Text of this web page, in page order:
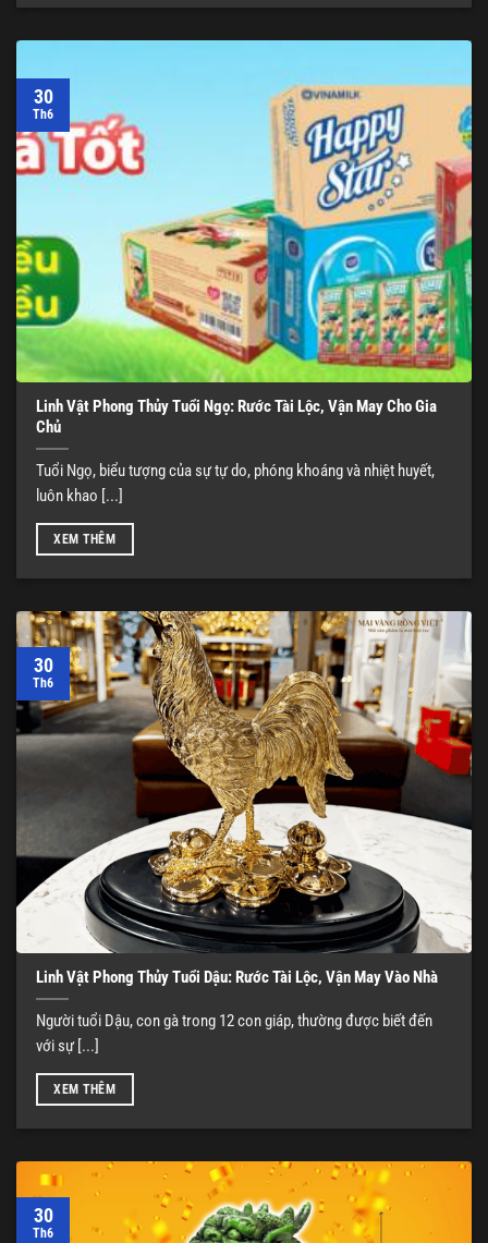
Linh Vật Phong Thủy Tuổi Ngọ: Rước Tài Lộc, Vận May Cho Gia
Chủ
Tuổi Ngọ, biểu tượng của sự tự do, phóng khoáng và nhiệt huyết,
luôn khao [...]
XEM THÊM
30
Th6
Linh Vật Phong Thủy Tuổi Dậu: Rước Tài Lộc, Vận May Vào Nhà
Người tuổi Dậu, con gà trong 12 con giáp, thường được biết đến
với sự [...]
XEM THÊM
30
Th6
30
Th6